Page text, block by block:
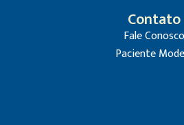
Contato
Fale Conosco
Paciente